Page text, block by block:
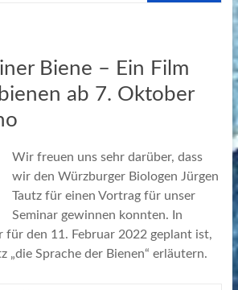
Biene – Ein Film
ab 7. Oktober
Wir freuen uns sehr darüber, dass
wir den Würzburger Biologen Jürgen
Tautz für einen Vortrag für unser
Seminar gewinnen konnten. In
für den 11. Februar 2022 geplant ist,
„die Sprache der Bienen“ erläutern.